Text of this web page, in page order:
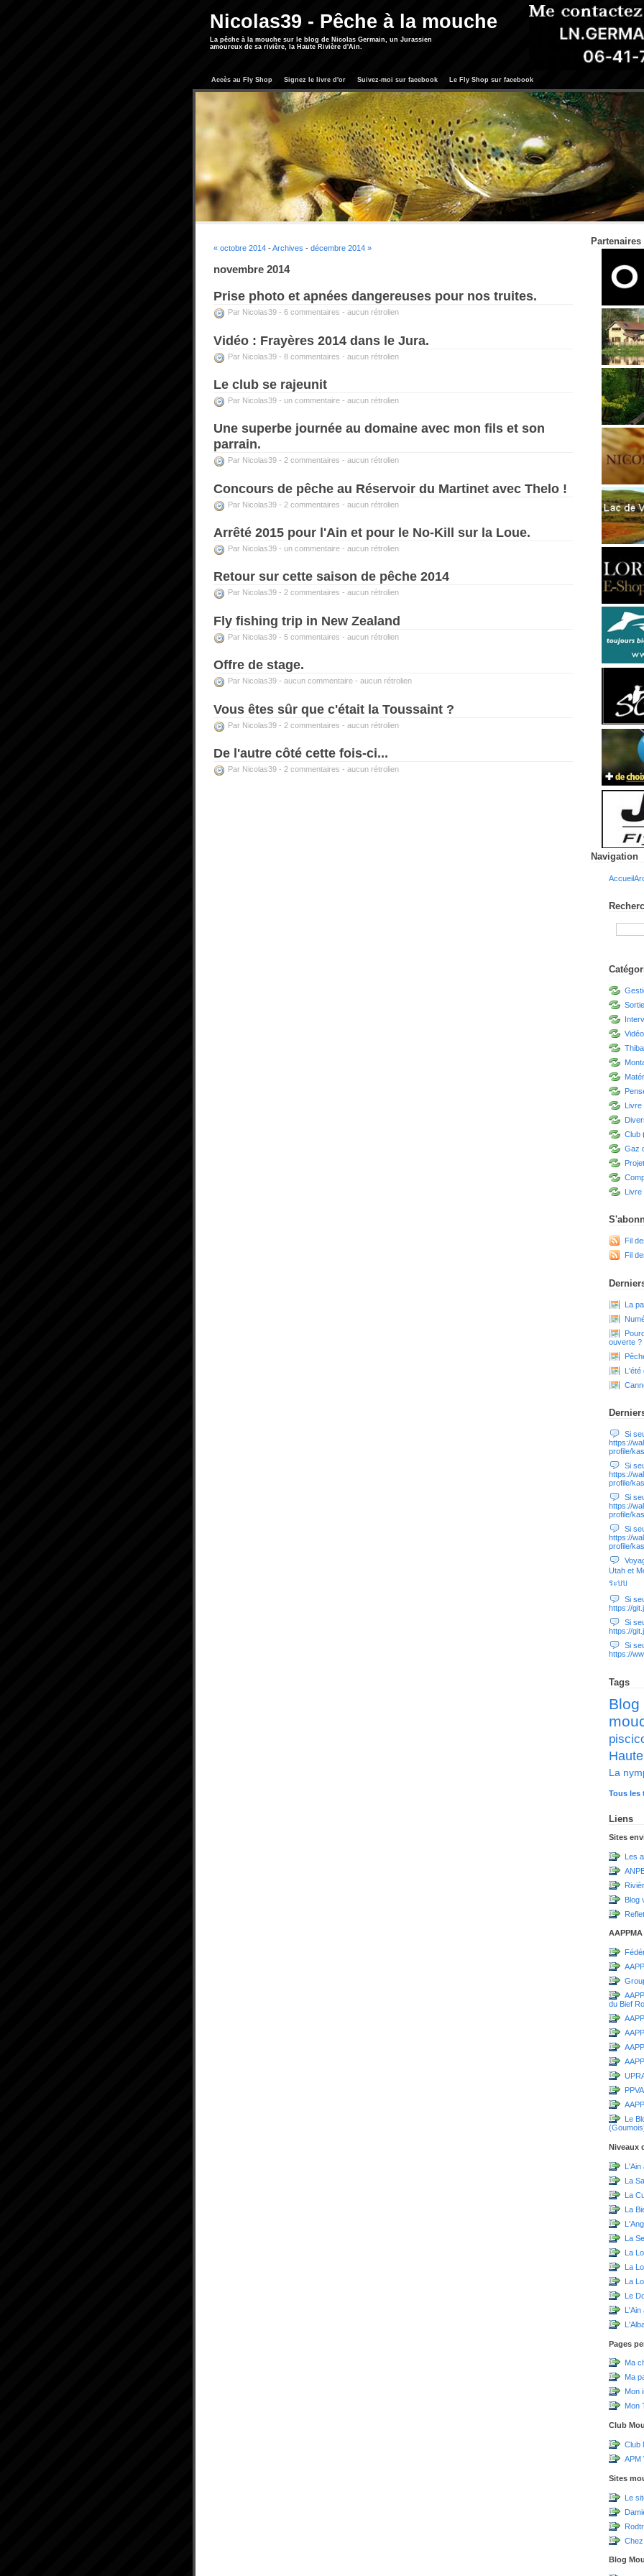
Nicolas39 - Pêche à la mouche
La pêche à la mouche sur le blog de Nicolas Germain, un Jurassien
amoureux de sa rivière, la Haute Rivière d'Ain.
Accès au Fly Shop Signez le livre d'or Suivez-moi sur facebook Le Fly Shop sur facebook
« octobre 2014 -Archives - décembre 2014 »
novembre 2014
Prise photo et apnées dangereuses pour nos truites.
Par Nicolas39 - 6 commentaires - aucun rétrolien
Vidéo : Frayères 2014 dans le Jura.
Par Nicolas39 - 8 commentaires - aucun rétrolien
Le club se rajeunit
Par Nicolas39 - un commentaire - aucun rétrolien
Une superbe journée au domaine avec mon fils et son
parrain.
Par Nicolas39 - 2 commentaires - aucun rétrolien
Concours de pêche au Réservoir du Martinet avec Thelo !
Par Nicolas39 - 2 commentaires - aucun rétrolien
Arrêté 2015 pour l'Ain et pour le No-Kill sur la Loue.
Par Nicolas39 - un commentaire - aucun rétrolien
Retour sur cette saison de pêche 2014
Par Nicolas39 - 2 commentaires - aucun rétrolien
Fly fishing trip in New Zealand
Par Nicolas39 - 5 commentaires - aucun rétrolien
Offre de stage.
Par Nicolas39 - aucun commentaire - aucun rétrolien
Vous êtes sûr que c'était la Toussaint ?
Par Nicolas39 - 2 commentaires - aucun rétrolien
De l'autre côté cette fois-ci...
Par Nicolas39 - 2 commentaires - aucun rétrolien
Partenaires
Navigation
Accueil
Livre
Club
Gaz
Livre
Fil
Fil
La
ouverte ?
L'été
Si
https://
profile/
Si
https://
profile/
Si
https://
profile/
Si
https://
profile/
Utah et
ระบบ
Si
https://
Si
https://
Si
https://
Tags
La
Tous les
Liens
Sites
Les
Blog
AAPPMA
du Bief
PPVA
Le
Niveaux
L'Ain
La
La
La
La
La
La
La
Le
L'Ain
Pages
Ma
Ma
Mon
Mon
Club
Club
APM
Sites
Le
Blog